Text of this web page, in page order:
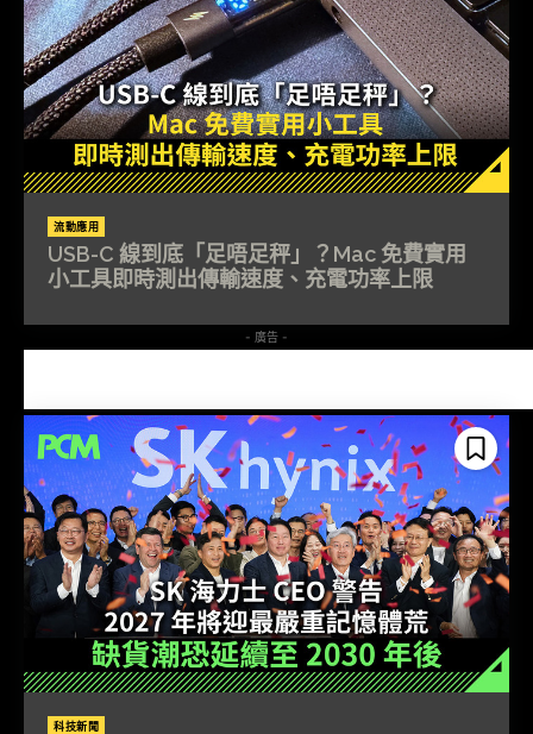
流動應用
USB-C 線到底「足唔足秤」？Mac 免費實用
小工具即時測出傳輸速度、充電功率上限
- 廣告 -
科技新聞